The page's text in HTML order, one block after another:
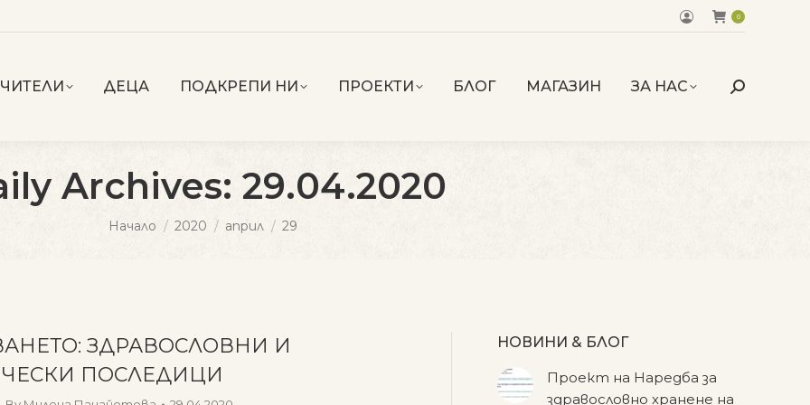
0
ДЕЦА ПОДКРЕПИ НИ ПРОЕКТИ БЛОГ МАГАЗИН ЗА НАС Search:
Archives: 29.04.2020
You are here:
Начало 2020 април 29
ЗДРАВОСЛОВНИ И
ПОСЛЕДИЦИ
НОВИНИ & БЛОГ
Проект на Наредба за
здравословно хранене на